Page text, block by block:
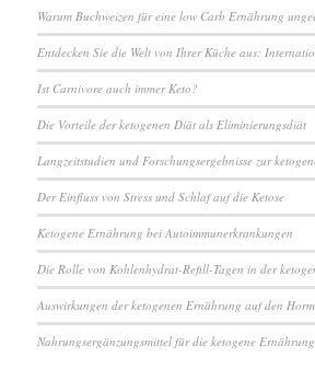
Warum Buchweizen für eine low Carb Ernährung
Entdecken Sie die Welt von Ihrer Küche aus:
Ist Carnivore auch immer Keto?
Die Vorteile der ketogenen Diät als Eliminierungsdiät
Langzeitstudien und Forschungsergebnisse zur
Der Einfluss von Stress und Schlaf auf die Ketose
Ketogene Ernährung bei Autoimmunerkrankungen
Die Rolle von Kohlenhydrat-Refill-Tagen in der
Auswirkungen der ketogenen Ernährung auf den
Nahrungsergänzungsmittel für die ketogene